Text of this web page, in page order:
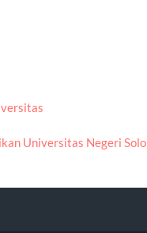
Universitas Negeri Solo